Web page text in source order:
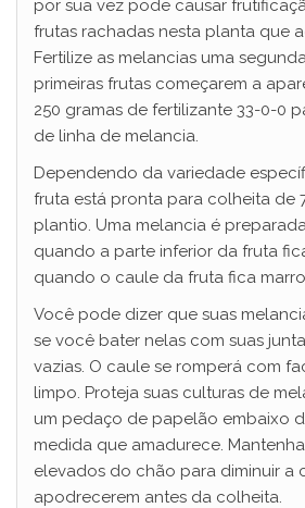
por sua vez pode causar
frutas rachadas nesta planta que
Fertilize as melancias uma
primeiras frutas começarem a
250 gramas de fertilizante 33-0-0
de linha de melancia.
Dependendo da variedade
fruta está pronta para colheita de
plantio. Uma melancia é
quando a parte inferior da fruta
quando o caule da fruta fica
Você pode dizer que suas
se você bater nelas com suas
vazias. O caule se romperá com
limpo. Proteja suas culturas de
um pedaço de papelão embaixo
medida que amadurece.
elevados do chão para diminuir a
apodrecerem antes da colheita.